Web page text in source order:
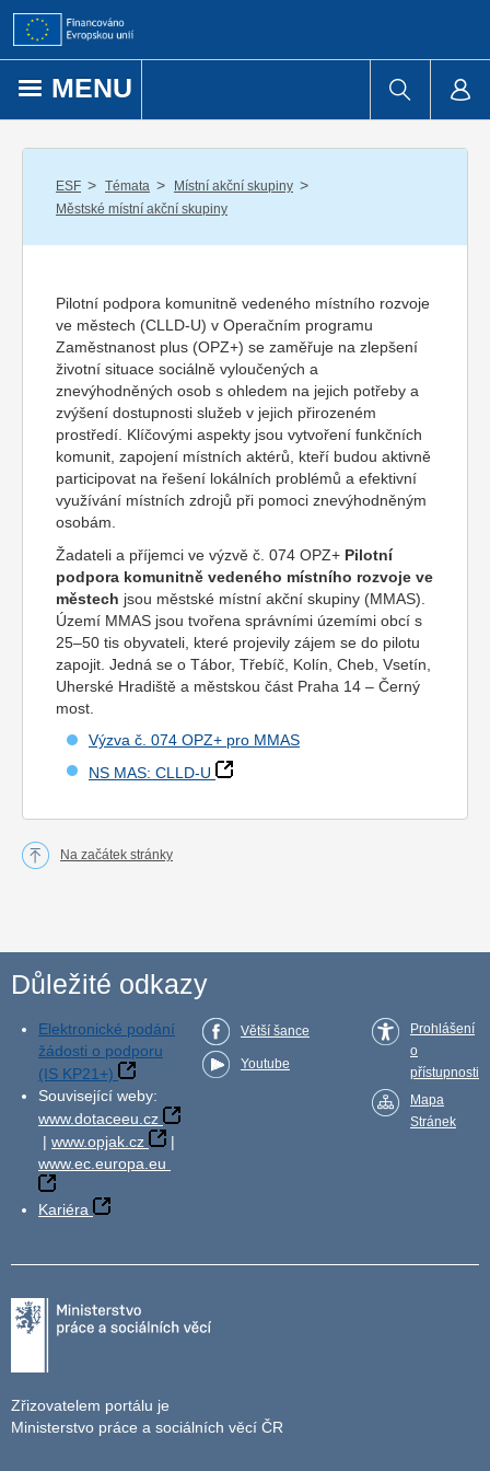
Přejít k obsahu
MENU
ESF / Témata / Místní akční skupiny /
Městské místní akční skupiny
Pilotní podpora komunitně vedeného místního rozvoje
ve městech (CLLD-U) v Operačním programu
Zaměstnanost plus (OPZ+) se zaměřuje na zlepšení
životní situace sociálně vyloučených a
znevýhodněných osob s ohledem na jejich potřeby a
zvýšení dostupnosti služeb v jejich přirozeném
prostředí. Klíčovými aspekty jsou vytvoření funkčních
komunit, zapojení místních aktérů, kteří budou aktivně
participovat na řešení lokálních problémů a efektivní
využívání místních zdrojů při pomoci znevýhodněným
osobám.
Žadateli a příjemci ve výzvě č. 074 OPZ+ Pilotní
podpora komunitně vedeného místního rozvoje ve
městech jsou městské místní akční skupiny (MMAS).
Území MMAS jsou tvořena správními územími obcí s
25–50 tis obyvateli, které projevily zájem se do pilotu
zapojit. Jedná se o Tábor, Třebíč, Kolín, Cheb, Vsetín,
Uherské Hradiště a městskou část Praha 14 – Černý
most.
Výzva č. 074 OPZ+ pro MMAS
NS MAS: CLLD-U
Na začátek stránky
Důležité odkazy
Elektronické podání
žádosti o podporu
(IS KP21+)
Související weby:
www.dotaceeu.cz
| www.opjak.cz
|
www.ec.europa.eu
Kariéra
Větší šance
Youtube
Prohlášení
o
přístupnosti
Mapa
Stránek
Zřizovatelem portálu je
Ministerstvo práce a sociálních věcí ČR